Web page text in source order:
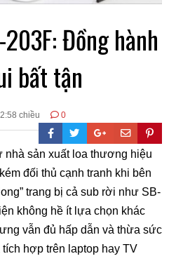
Đồng hành
bất tận
chiều 0
nhà sản xuất loa thương hiệu
đối thủ cạnh tranh khi bên
trang bị cả sub rời như SB-
không hề ít lựa chọn khác
vẫn đủ hấp dẫn và thừa sức
hợp trên laptop hay TV